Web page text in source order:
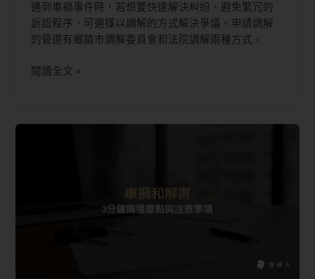
遇到車禍事件時，若想要快速解決糾紛、避免繁冗的
訴訟程序，可選擇以調解的方式解決爭議。申請調解
的管道有鄉鎮市調解委員會和法院調解兩種方式。
閱讀全文 »